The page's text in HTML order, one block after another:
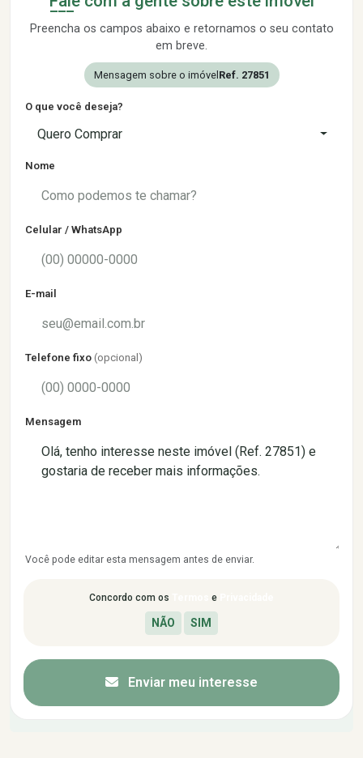
Preencha os campos abaixo e retornamos o seu contato
em breve.
Mensagem sobre o imóvelRef. 27851
O que você deseja?
Quero Comprar
Nome
Celular / WhatsApp
E-mail
Telefone fixo (opcional)
Mensagem
Você pode editar esta mensagem antes de enviar.
Concordo com os e
Enviar meu interesse